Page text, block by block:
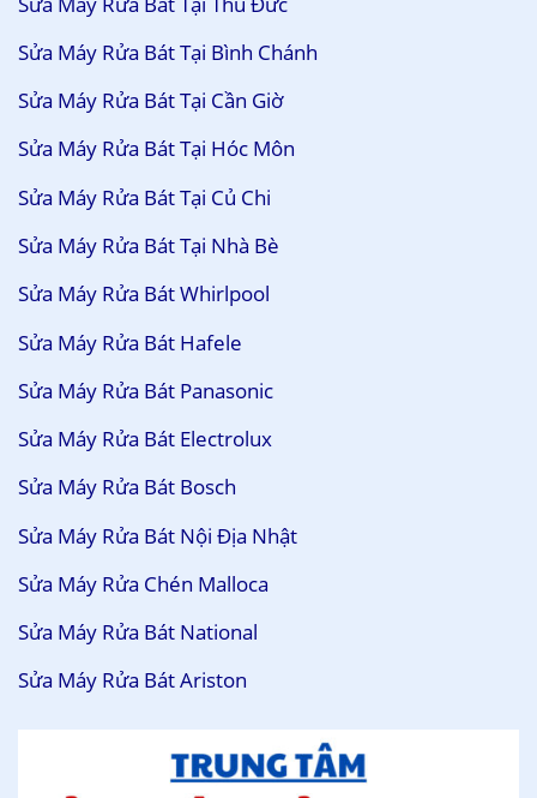
Sửa Máy Rửa Bát Tại Bình Chánh
Sửa Máy Rửa Bát Tại Cần Giờ
Sửa Máy Rửa Bát Tại Hóc Môn
Sửa Máy Rửa Bát Tại Củ Chi
Sửa Máy Rửa Bát Tại Nhà Bè
Sửa Máy Rửa Bát Whirlpool
Sửa Máy Rửa Bát Hafele
Sửa Máy Rửa Bát Panasonic
Sửa Máy Rửa Bát Electrolux
Sửa Máy Rửa Bát Bosch
Sửa Máy Rửa Bát Nội Địa Nhật
Sửa Máy Rửa Chén Malloca
Sửa Máy Rửa Bát National
Sửa Máy Rửa Bát Ariston